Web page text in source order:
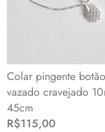
Colar pingente botão
vazado cravejado
45cm
R$115,00